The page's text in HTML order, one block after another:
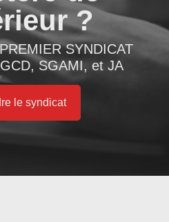
?
SYNDICAT
SGAMI, et JA
le syndicat